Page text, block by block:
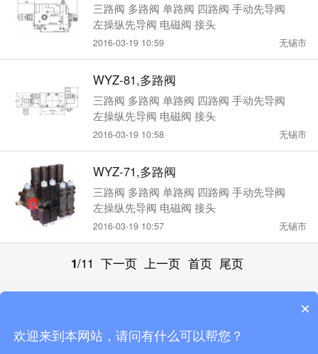
三路阀 多路阀 单路阀 四路阀 手动先导阀
左操纵先导阀 电磁阀 接头
2016-03-19 10:59 无锡市
WYZ-81,多路阀
三路阀 多路阀 单路阀 四路阀 手动先导阀
左操纵先导阀 电磁阀 接头
2016-03-19 10:58 无锡市
WYZ-71,多路阀
三路阀 多路阀 单路阀 四路阀 手动先导阀
左操纵先导阀 电磁阀 接头
2016-03-19 10:57 无锡市
1/11 下一页 上一页 首页 尾页
触屏版 电脑版
×
欢迎来到本网站，请问有什么可以帮您？